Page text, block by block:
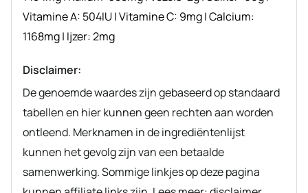
Vitamine A: 504IU|Vitamine C: 9mg|Calcium:
1168mg| Ijzer:2mg
Disclaimer:
De genoemde waardes zijn gebaseerd op standaard
tabellen en hier kunnen geen rechten aan worden
ontleend. Merknamen in de ingrediëntenlijst
kunnen het gevolg zijn van een betaalde
samenwerking. Sommige linkjes op deze pagina